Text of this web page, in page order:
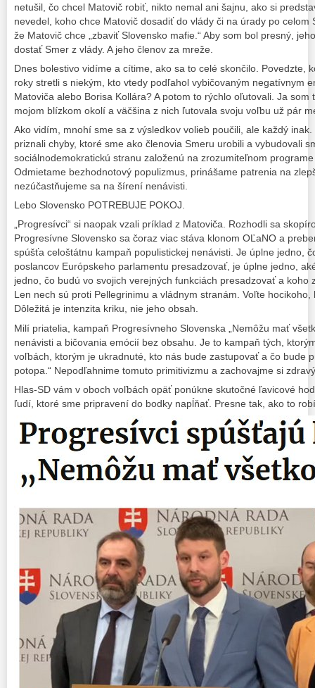
netušil, čo chcel Matovič robiť, nikto nemal ani šajnu, ako si
nevedel, koho chce Matovič dosadiť do vlády či na úrady po celom
že Matovič chce „zbaviť Slovensko mafie.“ Aby som bol presný,
dostať Smer z vlády. A jeho členov za mreže.
Dnes bolestivo vidíme a cítime, ako sa to celé skončilo. Povedzte,
roky stretli s niekým, kto vtedy podľahol vybičovaným negatívnym
Matoviča alebo Borisa Kollára? A potom to rýchlo oľutovali. Ja som
mojom blízkom okolí a väčšina z nich ľutovala svoju voľbu už pár
Ako vidím, mnohí sme sa z výsledkov volieb poučili, ale každý
priznali chyby, ktoré sme ako členovia Smeru urobili a vybudovali
sociálnodemokratickú stranu založenú na zrozumiteľnom
Odmietame bezhodnotový populizmus, prinášame patrenia na
nezúčastňujeme sa na šírení nenávisti.
Lebo Slovensko POTREBUJE POKOJ.
„Progresívci“ si naopak vzali príklad z Matoviča. Rozhodli sa
Progresívne Slovensko sa čoraz viac stáva klonom OĽaNO a
spúšťa celoštátnu kampaň populistickej nenávisti. Je úplne jedno,
poslancov Európskeho parlamentu presadzovať, je úplne jedno,
jedno, čo budú vo svojich verejných funkciách presadzovať a koho
Len nech sú proti Pellegrinimu a vládnym stranám. Voľte
Dôležitá je intenzita kriku, nie jeho obsah.
Milí priatelia, kampaň Progresívneho Slovenska „Nemôžu mať
nenávisti a bičovania emócií bez obsahu. Je to kampaň tých,
voľbách, ktorým je ukradnuté, kto nás bude zastupovať a čo bude
potopa.“ Nepodľahnime tomuto primitivizmu a zachovajme si
Hlas-SD vám v oboch voľbách opäť ponúkne skutočné ľavicové
ľudí, ktoré sme pripravení do bodky napĺňať. Presne tak, ako to